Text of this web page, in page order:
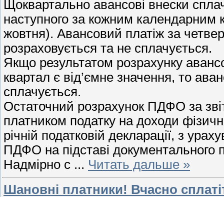
Щоквартально авансові внески
наступного за кожним календарним
жовтня). Авансовий платіж за
розраховується та не сплачується.
Якщо результатом розрахунку
квартал є від’ємне значення, то
сплачується.
Остаточний розрахунок ПДФО за
платником податку на доходи
річній податковій декларації, з
ПДФО на підставі документального
Надмірно с ... Читать дальше »
Шановні платники! Вчасно